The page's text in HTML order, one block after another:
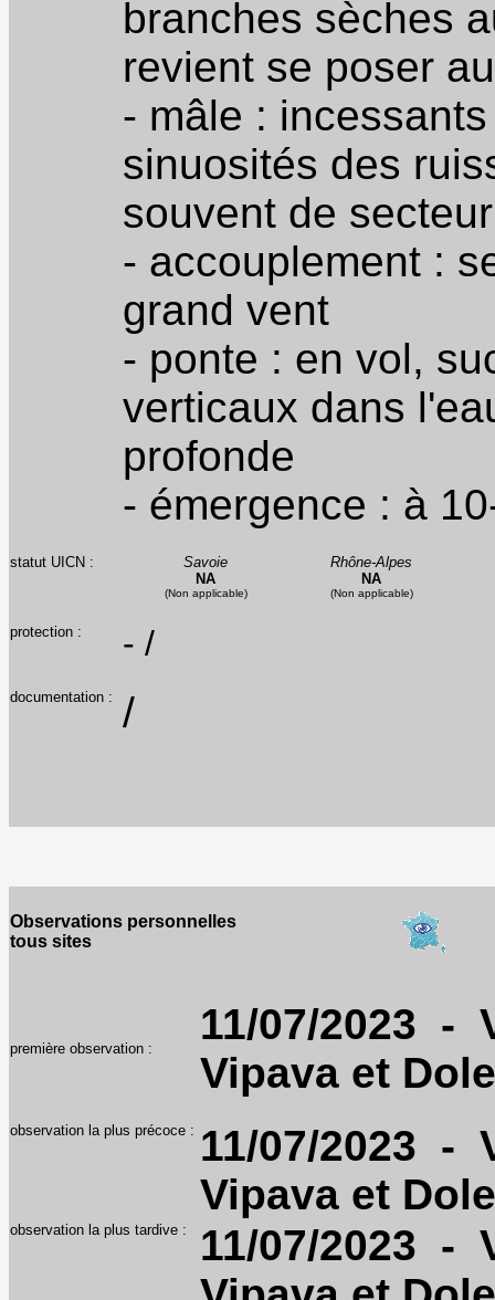
branches sèches
revient se poser
- mâle :
sinuosités des
souvent de secteur
- accouplement :
grand vent
- ponte : en vol,
verticaux dans
profonde
- émergence : à
statut UICN : Savoie
Rhône-Alpes
NA
(Non applicable)
NA
(Non applicable)
protection : - /
documentation : /
Observations personnelles
tous sites
première observation :
11/07/2023 -
Vipava et
observation la plus précoce : 11/07/2023 -
Vipava et
observation la plus tardive :
11/07/2023 -